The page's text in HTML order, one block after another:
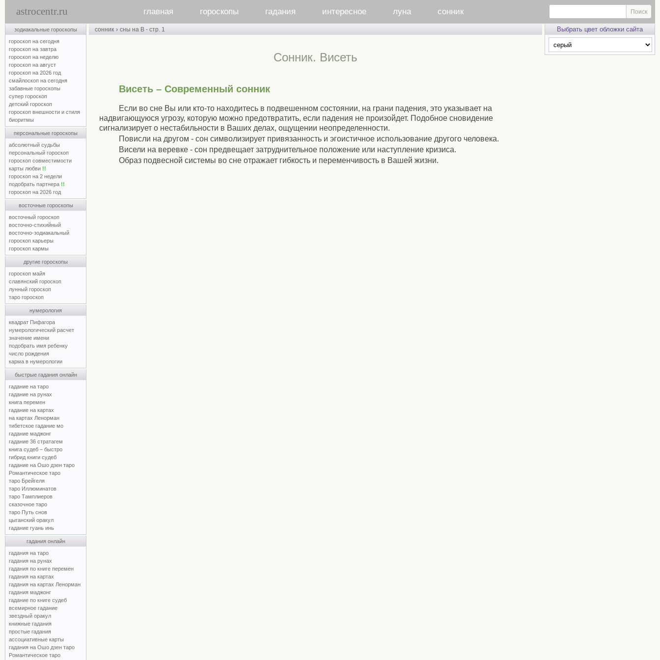
astrocentr.ru главная гороскопы гадания интересное луна сонник
зодиакальные гороскопы
гороскоп на сегодня
гороскоп на завтра
гороскоп на неделю
гороскоп на август
гороскоп на 2026 год
смайлоскоп на сегодня
забавные гороскопы
супер гороскоп
детский гороскоп
гороскоп внешности и стиля
биоритмы
персональные гороскопы
абсолютный судьбы
персональный гороскоп
гороскоп совместимости
карты любви !!
гороскоп на 2 недели
подобрать партнера !!
гороскоп на 2026 год
восточные гороскопы
восточный гороскоп
восточно-стихийный
восточно-зодиакальный
гороскоп карьеры
гороскоп кармы
другие гороскопы
гороскоп майя
славянский гороскоп
лунный гороскоп
таро гороскоп
нумерология
квадрат Пифагора
нумерологический расчет
значение имени
подобрать имя ребенку
число рождения
карма в нумерологии
быстрые гадания онлайн
гадание на таро
гадание на рунах
книга перемен
гадание на картах
на картах Ленорман
тибетское гадание мо
гадание маджонг
гадание 36 стратагем
книга судеб – быстро
гибрид книги судеб
гадание на Ошо дзен таро
Романтическое таро
таро Брейгеля
таро Иллюминатов
таро Тамплиеров
сказочное таро
таро Путь снов
цыганский оракул
гадание гуань инь
гадания онлайн
гадания на таро
гадания на рунах
гадания по книге перемен
гадания на картах
гадания на картах Ленорман
гадания маджонг
гадание по книге судеб
всемирное гадание
звездный оракул
книжные гадания
простые гадания
ассоциативные карты
гадания на Ошо дзен таро
Романтическое таро
сонник › сны на В - стр. 1
Cонник. Висеть
Висеть – Современный сонник
Если во сне Вы или кто-то находитесь в подвешенном состоянии, на грани падения, это указывает на
надвигающуюся угрозу, которую можно предотвратить, если падения не произойдет. Подобное сновидение
сигнализирует о нестабильности в Ваших делах, ощущении неопределенности.
Повисли на другом - сон символизирует привязанность и эгоистичное использование другого человека.
Висели на веревке - сон предвещает затруднительное положение или наступление кризиса.
Образ подвесной системы во сне отражает гибкость и переменчивость в Вашей жизни.
Выбрать цвет обложки сайта